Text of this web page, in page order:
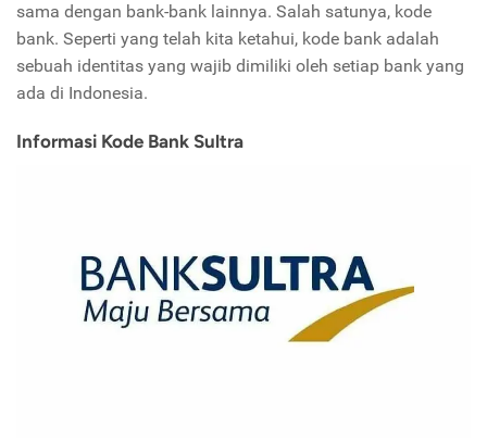
sama dengan bank-bank lainnya. Salah satunya, kode
bank. Seperti yang telah kita ketahui, kode bank adalah
sebuah identitas yang wajib dimiliki oleh setiap bank yang
ada di Indonesia.
Informasi Kode Bank Sultra